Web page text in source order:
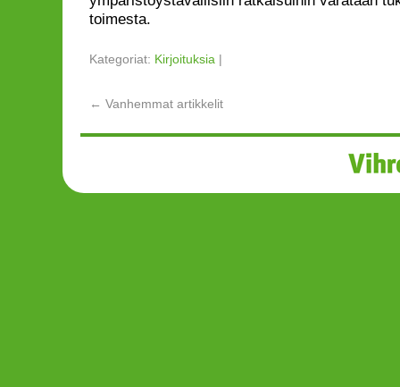
toimesta.
Kategoriat: Kirjoituksia |
← Vanhemmat artikkelit